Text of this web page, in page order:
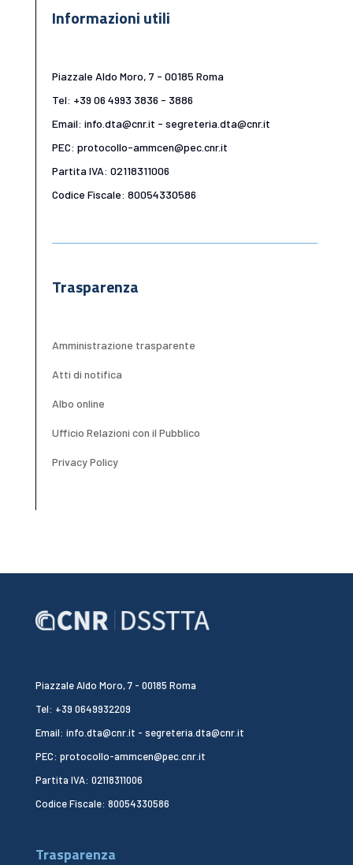
Informazioni utili
Piazzale Aldo Moro, 7 - 00185 Roma
Tel: +39 06 4993 3836 - 3886
Email: info.dta@cnr.it - segreteria.dta@cnr.it
PEC: protocollo-ammcen@pec.cnr.it
Partita IVA: 02118311006
Codice Fiscale: 80054330586
Trasparenza
Amministrazione trasparente
Atti di notifica
Albo online
Ufficio Relazioni con il Pubblico
Privacy Policy
Piazzale Aldo Moro, 7 - 00185 Roma
Tel: +39 0649932209
Email: info.dta@cnr.it - segreteria.dta@cnr.it
PEC: protocollo-ammcen@pec.cnr.it
Partita IVA: 02118311006
Codice Fiscale: 80054330586
Trasparenza